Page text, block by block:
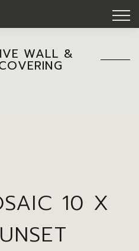
WALL &
10 X